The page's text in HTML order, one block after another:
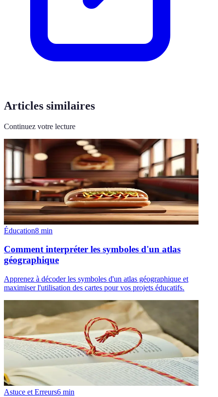
Articles similaires
Continuez votre lecture
Éducation8 min
Comment interpréter les symboles d'un atlas
géographique
Apprenez à décoder les symboles d'un atlas géographique et
maximiser l'utilisation des cartes pour vos projets éducatifs.
Astuce et Erreurs6 min